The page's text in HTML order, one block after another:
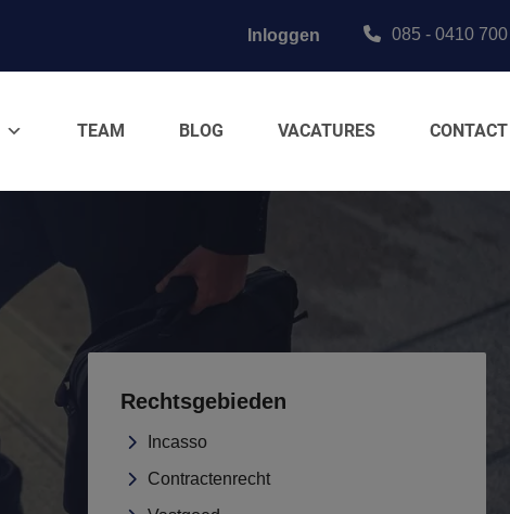
Inloggen 085 - 0410 700
TEAM BLOG VACATURES CONTACT
Rechtsgebieden
Incasso
Contractenrecht